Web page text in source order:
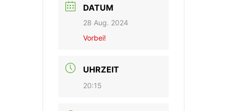
DATUM
28 Aug. 2024
Vorbei!
UHRZEIT
20:15